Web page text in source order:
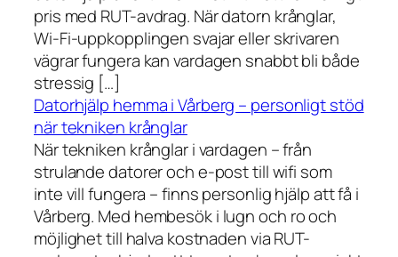
pris med RUT-avdrag. När datorn krånglar,
Wi-Fi-uppkopplingen svajar eller skrivaren
vägrar fungera kan vardagen snabbt bli både
stressig […]
Datorhjälp hemma i Vårberg – personligt stöd
när tekniken krånglar
När tekniken krånglar i vardagen – från
strulande datorer och e-post till wifi som
inte vill fungera – finns personlig hjälp att få i
Vårberg. Med hembesök i lugn och ro och
möjlighet till halva kostnaden via RUT-